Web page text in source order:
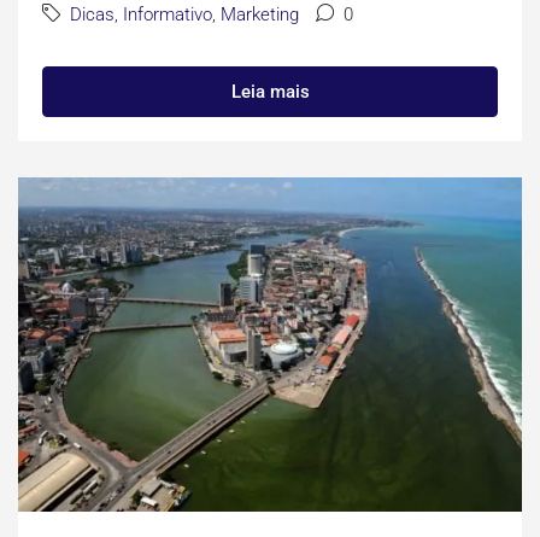
Dicas, Informativo, Marketing 0
Leia mais